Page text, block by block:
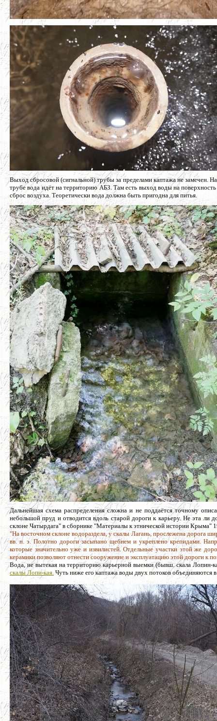
Выход сбросовой (сигнальной) трубы за пределами каптажа не замечен.
трубе вода идёт на территорию АБЗ. Там есть выход воды на
сброс воздуха. Теоретически вода должна быть пригодна для питья.
Дальнейшая схема распределения сложна и не поддаётся точному
небольшой пруд и отводится вдоль старой дороги к карьеру. Не эта
склоне Чатырдага" в сборнике "Материалы к этнической истории Крыма"
"На восточном склоне водораздела, у скалы Лагань, прослежена дорога
вв. н. э. Полотно дороги засыпано щебнем и укреплено крепидами.
которые значительно уже и извилистей. Отдельные участки этой же
керамики позволяют отнести сооружение и эксплуатацию этой дороги к
Вода, не вытекая на территорию карьерной выемки (бывш. скала Лопин-
скалы Лопи-кая. Чуть ниже его каптажа воды двух потоков объединяются